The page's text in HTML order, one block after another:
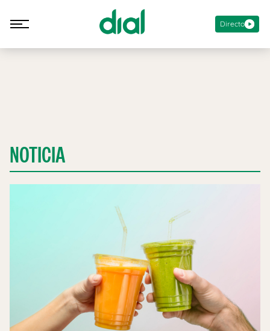
Directo
NOTICIA